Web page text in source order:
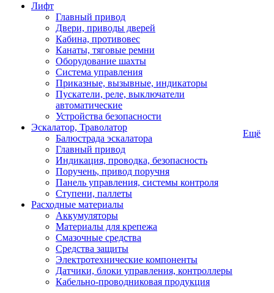
Лифт
Главный привод
Двери, приводы дверей
Кабина, противовес
Канаты, тяговые ремни
Оборудование шахты
Система управления
Приказные, вызывные, индикаторы
Пускатели, реле, выключатели
автоматические
Устройства безопасности
Эскалатор, Траволатор
Балюстрада эскалатора
Главный привод
Индикация, проводка, безопасность
Поручень, привод поручня
Панель управления, системы контроля
Ступени, паллеты
Расходные материалы
Аккумуляторы
Материалы для крепежа
Смазочные средства
Средства защиты
Электротехнические компоненты
Датчики, блоки управления, контроллеры
Кабельно-проводниковая продукция
Ещё